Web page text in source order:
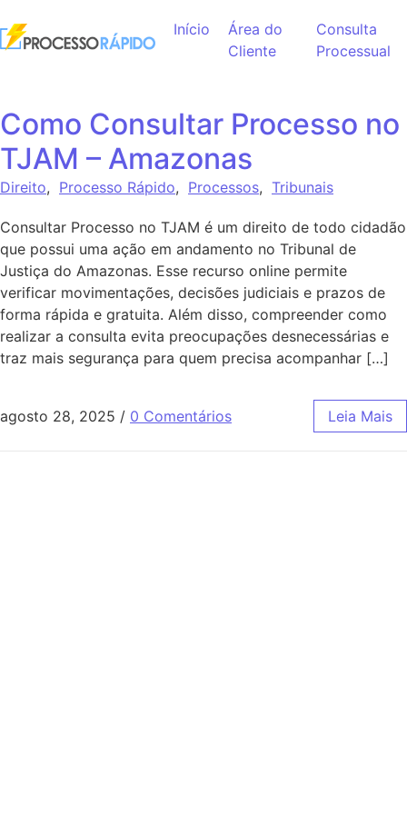
Início
Área do
Cliente
Consulta
Processual
Como Consultar Processo no
TJAM – Amazonas
Direito, Processo Rápido, Processos, Tribunais
Consultar Processo no TJAM é um direito de todo cidadão
que possui uma ação em andamento no Tribunal de
Justiça do Amazonas. Esse recurso online permite
verificar movimentações, decisões judiciais e prazos de
forma rápida e gratuita. Além disso, compreender como
realizar a consulta evita preocupações desnecessárias e
traz mais segurança para quem precisa acompanhar […]
agosto 28, 2025 / 0 Comentários Leia Mais